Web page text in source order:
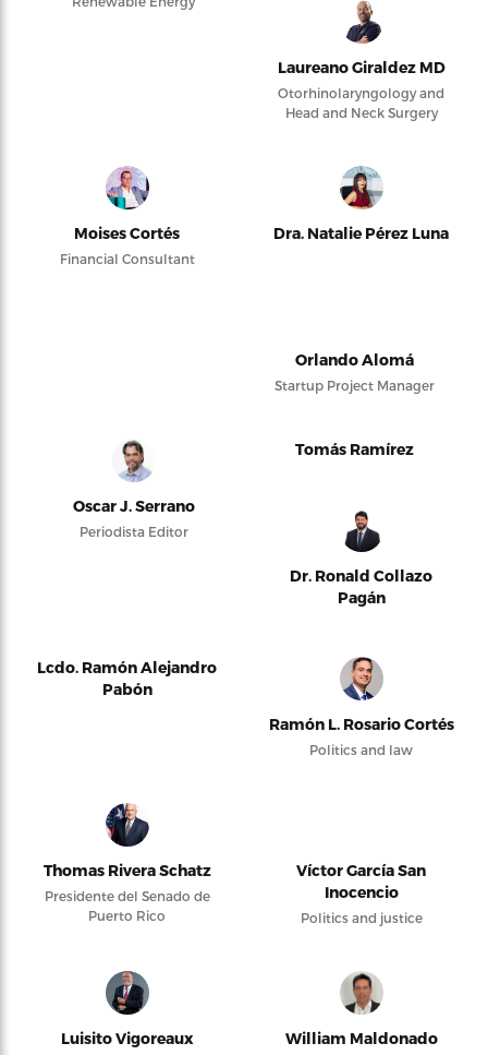
Laureano Giraldez MD
Otorhinolaryngology and
Head and Neck Surgery
Moises Cortés
Financial Consultant
Dra. Natalie Pérez Luna
Orlando Alomá
Startup Project Manager
Oscar J. Serrano
Periodista Editor
Tomás Ramírez
Dr. Ronald Collazo
Pagán
Lcdo. Ramón Alejandro
Pabón
Ramón L. Rosario Cortés
Politics and law
Thomas Rivera Schatz
Presidente del Senado de
Puerto Rico
Víctor García San
Inocencio
Politics and justice
Luisito Vigoreaux William Maldonado